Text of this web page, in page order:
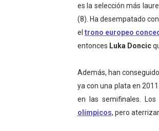
es la selección más
(8). Ha desempatado
el trono europeo
entonces Luka Doncic
Además, han
ya con una plata en
en las semifinales.
olímpicos, pero